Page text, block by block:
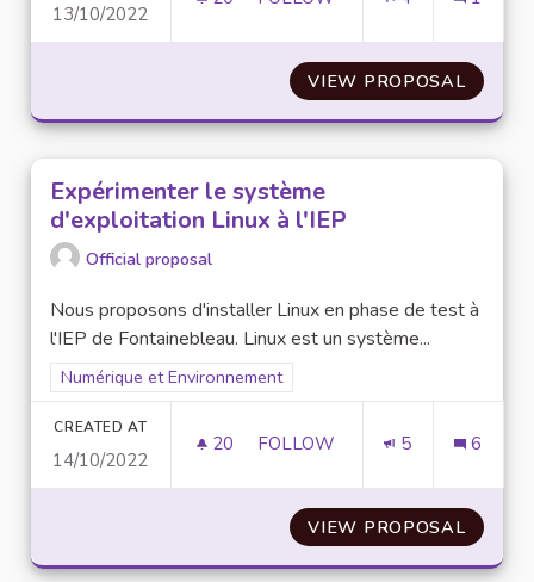
13/10/2022
VIEW PROPOSAL
Expérimenter le système
d'exploitation Linux à l'IEP
Official proposal
Nous proposons d'installer Linux en phase de test à
l'IEP de Fontainebleau. Linux est un système...
Filter results for scope: Numérique et Environnement
Numérique et Environnement
CREATED AT
14/10/2022
20 20 FOLLOWERS
FOLLOW 5 6
VIEW PROPOSAL